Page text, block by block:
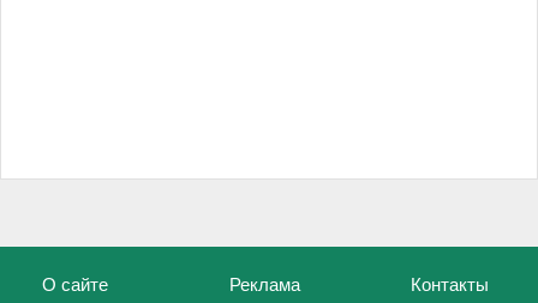
О сайте Реклама Контакты